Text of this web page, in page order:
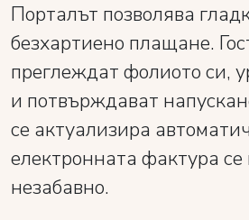
Порталът позволява
безхартиено плащане.
преглеждат фолиото си,
и потвърждават
се актуализира
електронната фактура
незабавно.